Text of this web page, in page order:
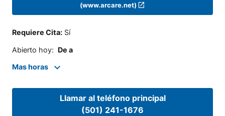
(www.arcare.net)
Requiere Cita: Sí
Abierto hoy: De a
Mas horas
Llamar al teléfono principal
(501) 241-1676